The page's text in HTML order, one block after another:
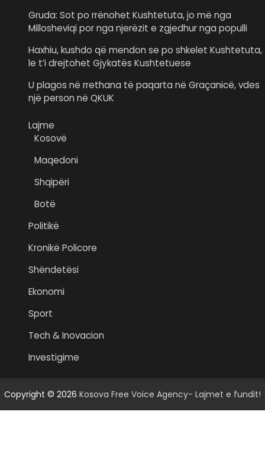
Gruda: Sot po rrënohet Kushtetuta, jo më nga
Millosheviqi por nga njerëzit e zgjedhur nga populli
Haxhiu, kushdo që mendon se po shkelet Kushtetuta,
le t’i drejtohet Gjykatës Kushtetuese
U plagos në rrethana të paqarta në Graçanicë, vdes
një person në QKUK
Lajme
Kosovë
Maqedoni
Shqipëri
Botë
Politikë
Kronikë Policore
Shëndetësi
Ekonomi
Sport
Tech & Inovacion
Investigime